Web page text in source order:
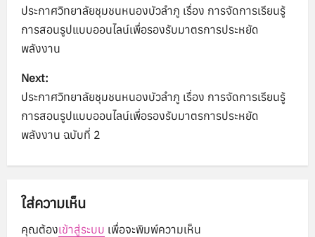
o
s
t
n
a
v
i
g
ประกาศวิทยาลัยชุมชนหนองบัวลำภู เรื่อง การจัดการเรียนรู้
การสอนรูปแบบออนไลน์เพื่อรองรับมาตรการประหยัด
พลังงาน
Next:
ประกาศวิทยาลัยชุมชนหนองบัวลำภู เรื่อง การจัดการเรียนรู้
การสอนรูปแบบออนไลน์เพื่อรองรับมาตรการประหยัด
พลังงาน ฉบับที่ 2
ใส่ความเห็น
คุณต้องเข้าสู่ระบบ เพื่อจะพิมพ์ความเห็น